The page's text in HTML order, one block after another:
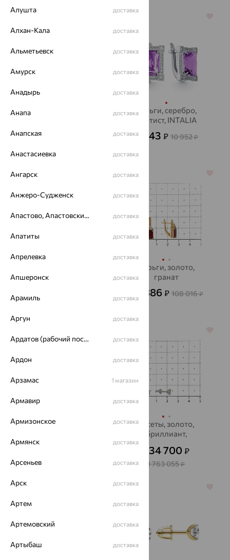
Серьги, золото, топаз
Серьги, серебро,
аметист, INTALIA
3 943 ₽ 10 952₽
64%
турмалин
64%
Серьги, золото,
гранат
38 886 ₽ 108 016₽
Серьги, золото, топаз
99 764
пусеты, золото,
бриллиант,
КОСТРОМЫ
634 700₽
1 763 055₽
64% 64%
Алушта доставка
Алхан-Кала доставка
Альметьевск доставка
Амурск доставка
Анадырь доставка
Анапа доставка
Анапская доставка
Анастасиевка доставка
Ангарск доставка
Анжеро-Судженск доставка
Апастово, Апастовский район доставка
Апатиты доставка
Апрелевка доставка
Апшеронск доставка
Арамиль доставка
Аргун доставка
Ардатов (рабочий поселок) доставка
Ардон доставка
Арзамас 1 магазин
Армавир доставка
Армизонское доставка
Армянск доставка
Арсеньев доставка
Арск доставка
Артем доставка
Артемовский доставка
Артыбаш доставка